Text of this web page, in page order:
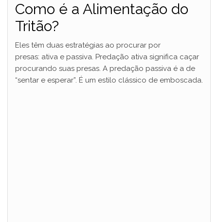
Como é a Alimentação do
Tritão?
Eles têm duas estratégias ao procurar por
presas: ativa e passiva. Predação ativa significa caçar
procurando suas presas. A predação passiva é a de
“sentar e esperar”. É um estilo clássico de emboscada.